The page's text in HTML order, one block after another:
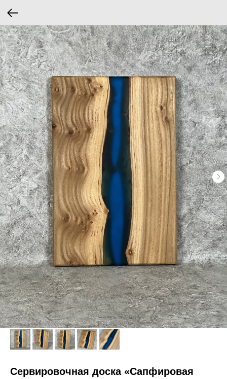
Сервировочная доска «Сапфировая